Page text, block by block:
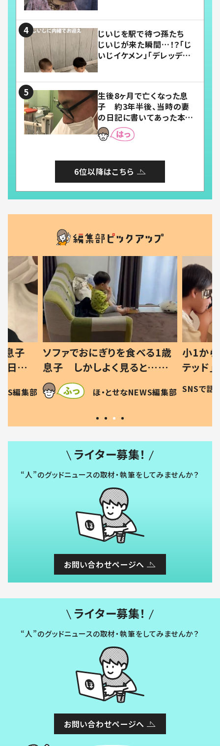
じいじを駅で待つ孫たち
じいじが来た瞬間…！？「じ
いじイケメン」「デレッデレ」
生後8ヶ月で亡くなった息
子 約3年半後、当時の妻
の日記に書いてあった本音
とは
6位以降はこちら
1歳
…母
現行
編集部
小1から不登校、息子は「ギフ
テッド」だった 父が“ウチ給
食”を作り続ける理由とは #令
和の親 #令和の子
SNSで話題 ほ・とせなNEWS編集部
ひ孫に
が、抱
方ない」
ライター募集！
“人”のグッドニュースの取材・執筆をしてみませんか？
お問い合わせページへ
ライター募集！
“人”のグッドニュースの取材・執筆をしてみませんか？
お問い合わせページへ